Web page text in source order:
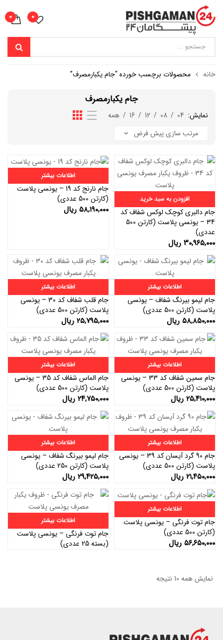
0
0
خانه محصولات برچسب خورده “جام یکبارمصرف”
جام یکبارمصرف
نمایش: 04
/
08
/
12
/
16
/ همه
افزودن به سبد خرید
جام دالبری کوچک لوکس شفاف کد
34 – یونسی پلاست (کارتن 500
عددی)
۳۰,۹۶۵,۰۰۰ ریال
اطلاعات بیشتر
جام نارنج کد 19 – یونسی پلاست
(کارتن 500 عددی)
۵۸,۱۹۰,۰۰۰ ریال
اطلاعات بیشتر
جام لیمو بیرنگ شفاف – یونسی
پلاست (کارتن 500 عددی)
۵۸,۸۵۰,۰۰۰ ریال
اطلاعات بیشتر
جام قلب شفاف کد 30 – یونسی
پلاست (کارتن 500 عددی)
۲۵,۷۹۵,۰۰۰ ریال
اطلاعات بیشتر
جام سمین شفاف کد 33 – یونسی
پلاست (کارتن 500 عددی)
۲۵,۴۱۰,۰۰۰ ریال
اطلاعات بیشتر
جام الماس شفاف کد 35 – یونسی
پلاست (کارتن 500 عددی)
۲۴,۷۵۰,۰۰۰ ریال
اطلاعات بیشتر
جام 90 گرد آیسان کد 39 – یونسی
پلاست (کارتن 500 عددی)
۲۱,۴۵۰,۰۰۰ ریال
اطلاعات بیشتر
جام لیمو بیرنگ شفاف – یونسی
پلاست (کارتن 250 عددی)
۲۹,۴۲۵,۰۰۰ ریال
اطلاعات بیشتر
جام توت فرنگی – یونسی پلاست
(کارتن 500 عددی)
۵۶,۶۵۰,۰۰۰ ریال
اطلاعات بیشتر
جام توت فرنگی – یونسی پلاست
(بسته 25 عددی)
نمایش همه 10 نتیجه